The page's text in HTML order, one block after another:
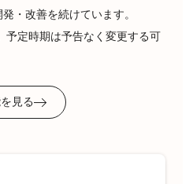
・改善を続けています。
予定時期は予告なく変更する可
見る